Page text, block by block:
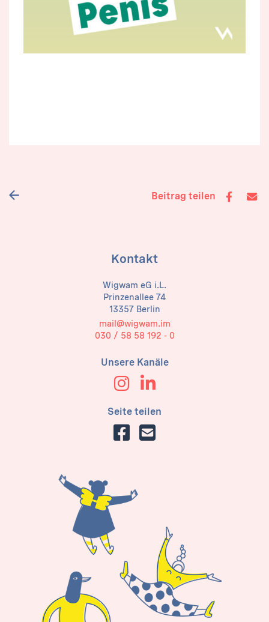
Beitrag teilen
Kontakt
Wigwam eG i.L.
Prinzenallee 74
13357 Berlin
mail@wigwam.im
030 / 58 58 192 - 0
Unsere Kanäle
Seite teilen